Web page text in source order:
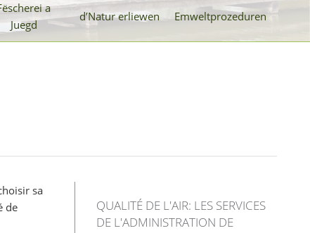
a
Juegd
d’Natur erliewen Emweltprozeduren
site
sa
de
QUALITÉ DE L'AIR: LES SERVICES
DE L'ADMINISTRATION DE